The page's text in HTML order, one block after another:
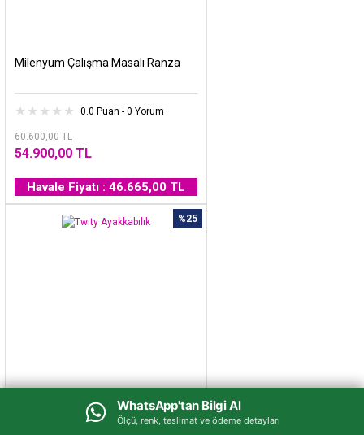
WhatsApp'tan Bilgi Al
Ölçü, renk, teslimat ve ödeme detayları
Milenyum Çalışma Masalı Ranza
0.0 Puan - 0 Yorum
60.600,00 TL
54.900,00 TL
Havale Fiyatı : 46.665,00 TL
%25
Twity Ayakkabılık
WhatsApp'tan Bilgi Al
Ölçü, renk, teslimat ve ödeme detayları